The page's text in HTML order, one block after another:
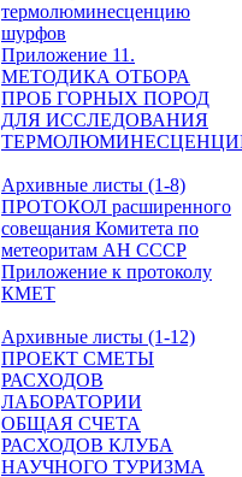
термолюминесценцию
шурфов
Приложение 11.
МЕТОДИКА ОТБОРА
ПРОБ ГОРНЫХ ПОРОД
ДЛЯ ИССЛЕДОВАНИЯ
Архивные листы (1-8)
ПРОТОКОЛ расширенного
совещания Комитета по
метеоритам АН СССР
Приложение к протоколу
КМЕТ
Архивные листы (1-12)
ПРОЕКТ СМЕТЫ
РАСХОДОВ
ЛАБОРАТОРИИ
ОБЩАЯ СЧЕТА
РАСХОДОВ КЛУБА
НАУЧНОГО ТУРИЗМА